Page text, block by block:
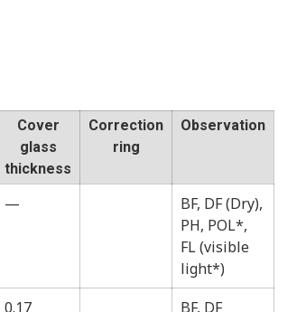
Cover
glass
thickness
Correction
ring
Observation
—
BF, DF (Dry),
PH, POL*,
FL (visible
light*)
0.17
BF, DF